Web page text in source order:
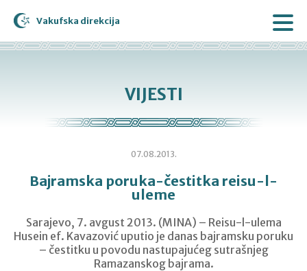
Vakufska direkcija
VIJESTI
07.08.2013.
Bajramska poruka-čestitka reisu-l-
uleme
Sarajevo, 7. avgust 2013. (MINA) – Reisu-l-ulema
Husein ef. Kavazović uputio je danas bajramsku poruku
– čestitku u povodu nastupajućeg sutrašnjeg
Ramazanskog bajrama.